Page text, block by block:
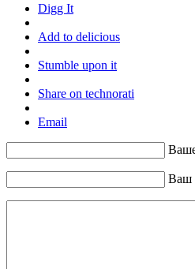
Digg It
Add to delicious
Stumble upon it
Share on technorati
Email
Ваш